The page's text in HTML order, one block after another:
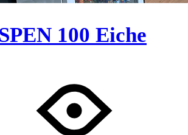
100 Eiche